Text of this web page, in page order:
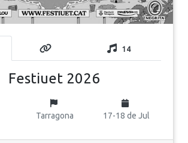
14
Festiuet 2026
Tarragona 17-18 de Jul